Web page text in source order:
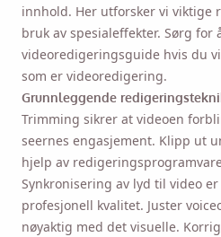
innhold. Her utforsker vi viktige
bruk av spesialeffekter. Sørg for
videoredigeringsguide hvis du
som er videoredigering.
Grunnleggende
Trimming sikrer at videoen
seernes engasjement. Klipp ut
hjelp av
Synkronisering av lyd til video
profesjonell kvalitet. Juster
nøyaktig med det visuelle.